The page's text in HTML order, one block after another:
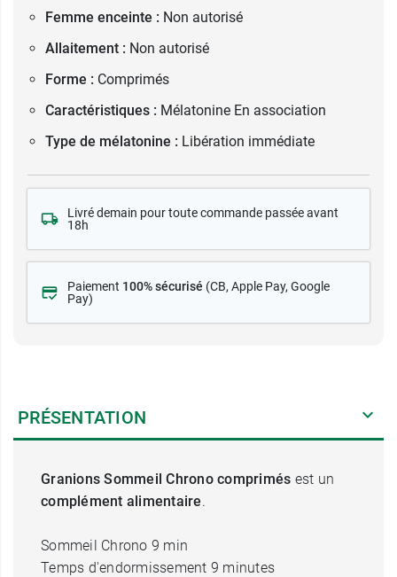
Femme enceinte : Non autorisé
Allaitement : Non autorisé
Forme : Comprimés
Caractéristiques : Mélatonine En association
Type de mélatonine : Libération immédiate
Livré demain pour toute commande passée avant
18h
Paiement 100% sécurisé (CB, Apple Pay, Google
Pay)
PRÉSENTATION
Granions Sommeil Chrono comprimés est un
complément alimentaire.
Sommeil Chrono 9 min
Temps d'endormissement 9 minutes